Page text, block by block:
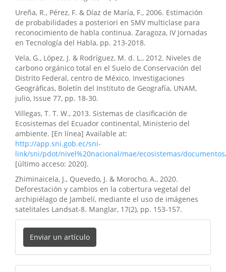
Ureña, R., Pérez, F. & Díaz de María, F., 2006. Estimación
de probabilidades a posteriori en SMV multiclase para
reconocimiento de habla continua. Zaragoza, IV Jornadas
en Tecnología del Habla, pp. 213-2018.
Vela, G., López, J. & Rodríguez, M. d. L., 2012. Niveles de
carbono orgánico total en el Suelo de Conservación del
Distrito Federal, centro de México. Investigaciones
Geográficas, Boletín del Instituto de Geografía, UNAM,
julio, Issue 77, pp. 18-30.
Villegas, T. T. W., 2013. Sistemas de clasificación de
Ecosistemas del Ecuador continental, Ministerio del
ambiente. [En línea] Available at:
http://app.sni.gob.ec/sni-
link/sni/pdot/nivel%20nacional/mae/ecosistemas/
[último acceso: 2020].
Zhiminaicela, J., Quevedo, J. & Morocho, A., 2020.
Deforestación y cambios en la cobertura vegetal del
archipiélago de Jambelí, mediante el uso de imágenes
satelitales Landsat-8. Manglar, 17(2), pp. 153-157.
Enviar
un
artículo
Enviar un artículo